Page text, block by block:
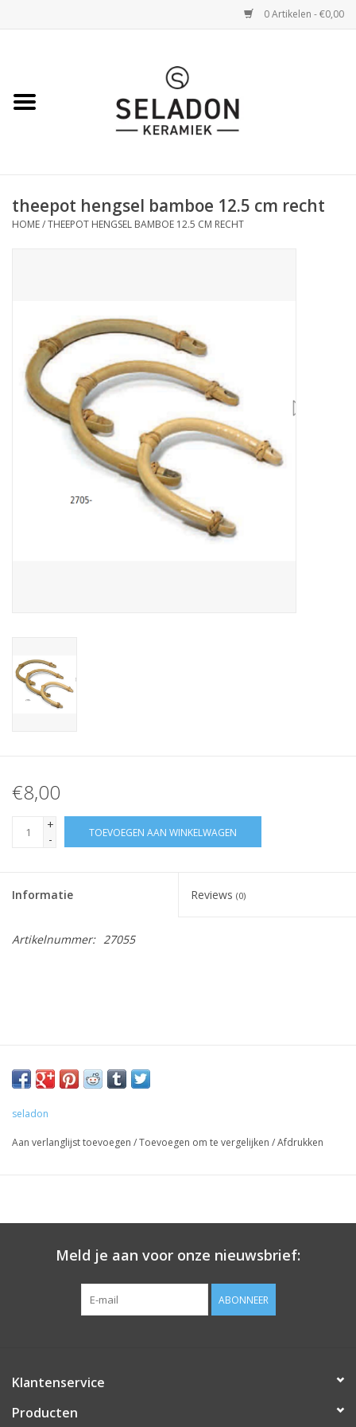
0 Artikelen - €0,00
VERZENDING
theepot hengsel bamboe 12.5 cm recht
HOME/THEEPOT HENGSEL BAMBOE 12.5 CM RECHT
€8,00
+
-
TOEVOEGEN AAN WINKELWAGEN
Informatie Reviews (0)
Artikelnummer: 27055
seladon
Aan verlanglijst toevoegen /Toevoegen om te vergelijken /Afdrukken
Meld je aan voor onze nieuwsbrief:
ABONNEER
Klantenservice
Producten